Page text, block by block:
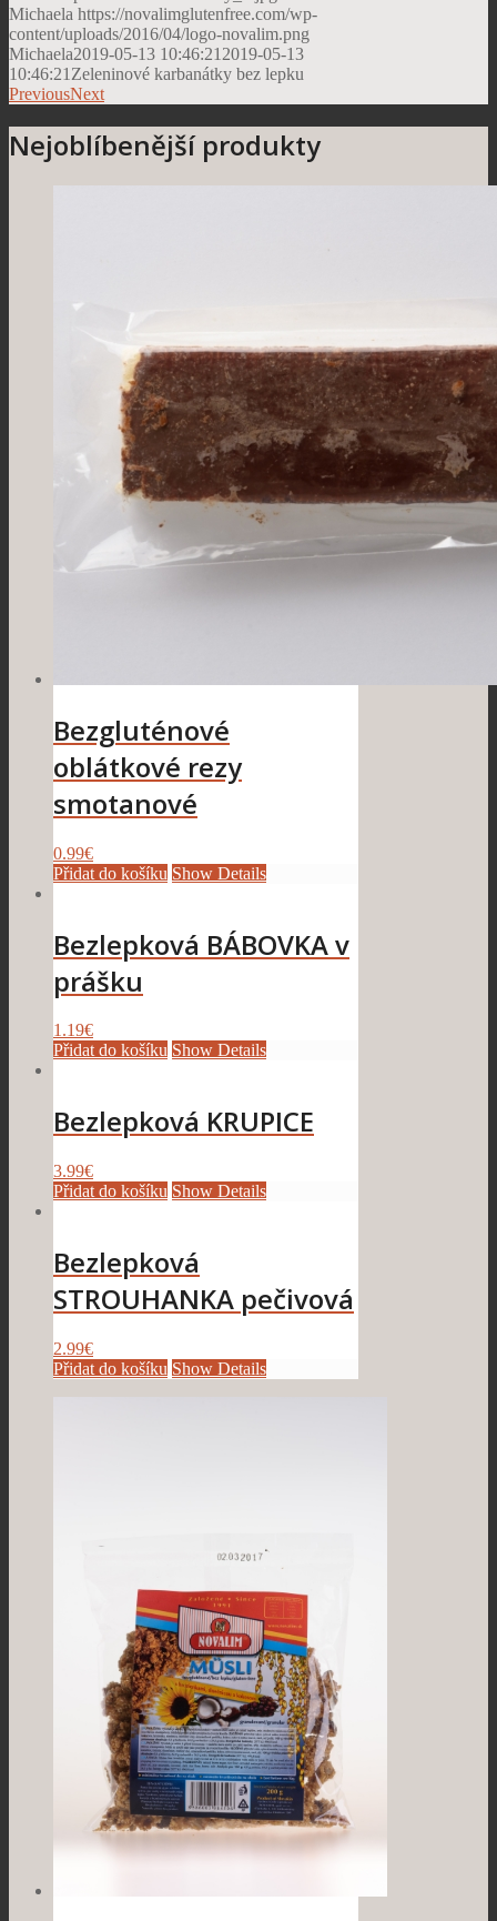
Michaela https://novalimglutenfree.com/wp-
content/uploads/2016/04/logo-novalim.png
Michaela2019-05-13 10:46:21 2019-05-13
10:46:21 Zeleninové karbanátky bez lepku
PreviousNext
Nejoblíbenější produkty
Bezgluténové
oblátkové rezy
smotanové
0.99€
Přidat do košíku Show Details
Bezlepková BÁBOVKA v
prášku
1.19€
Přidat do košíku Show Details
Bezlepková KRUPICE
3.99€
Přidat do košíku Show Details
Bezlepková
STROUHANKA pečivová
2.99€
Přidat do košíku Show Details